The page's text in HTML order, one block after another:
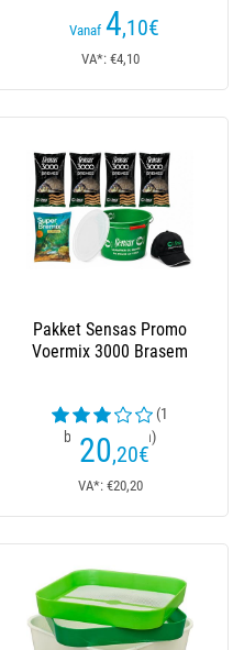
beoordelingen)
Vanaf 4,10€
VA*: €4,10
Pakket Sensas Promo
Voermix 3000 Brasem
(1
beoordelingen)
20,20€
VA*: €20,20